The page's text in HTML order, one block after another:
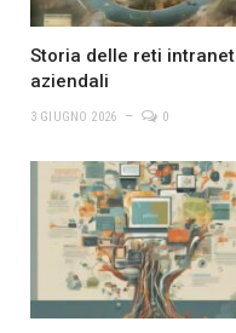
Storia delle reti intranet
aziendali
3 GIUGNO 2026 0